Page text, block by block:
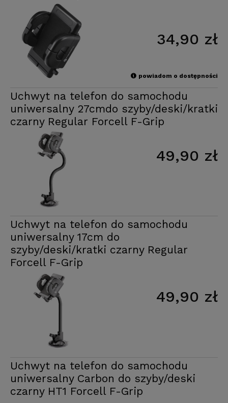
34,90 zł
powiadom o dostępności
Uchwyt na telefon do samochodu
uniwersalny 27cmdo szyby/deski/kratki
czarny Regular Forcell F-Grip
49,90 zł
Uchwyt na telefon do samochodu
uniwersalny 17cm do
szyby/deski/kratki czarny Regular
Forcell F-Grip
49,90 zł
Uchwyt na telefon do samochodu
uniwersalny Carbon do szyby/deski
czarny HT1 Forcell F-Grip